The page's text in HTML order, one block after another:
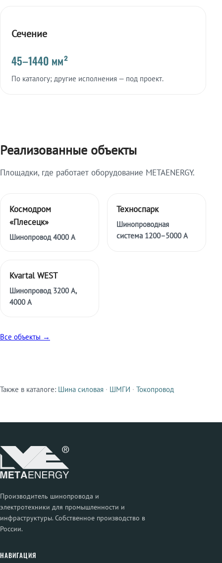
Сечение
45–1440 мм²
По каталогу; другие исполнения — под проект.
Реализованные объекты
Площадки, где работает оборудование METAENERGY.
Космодром
«Плесецк»
Шинопровод 4000 А
Техноспарк
Шинопроводная
система 1200–5000 А
Kvartal WEST
Шинопровод 3200 А,
4000 А
Все объекты →
Смежные продукты
Также в каталоге: Шина силовая · ШМГИ · Токопровод
Производитель шинопровода и
электротехники для промышленности и
инфраструктуры. Собственное производство в
России.
НАВИГАЦИЯ